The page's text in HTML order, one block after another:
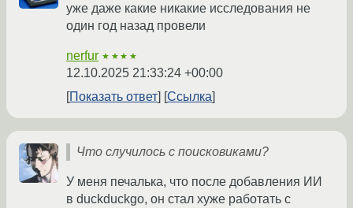
уже даже какие никакие исследования не
один год назад провели
nerfur ★★★★
12.10.2025 21:33:24 +00:00
Показать ответ
Ссылка
Что случилось с поисковиками?
У меня печалька, что после добавления ИИ
в duckduckgo, он стал хуже работать с